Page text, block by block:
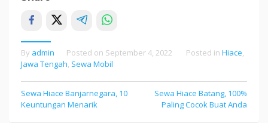
By admin Posted on September 4, 2022 Posted in Hiace,
Jawa Tengah, Sewa Mobil
Post
navigation
Sewa Hiace Banjarnegara, 10
Keuntungan Menarik
Sewa Hiace Batang, 100%
Paling Cocok Buat Anda